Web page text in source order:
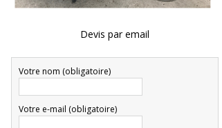
Devis par email
Votre nom (obligatoire)
Votre e-mail (obligatoire)